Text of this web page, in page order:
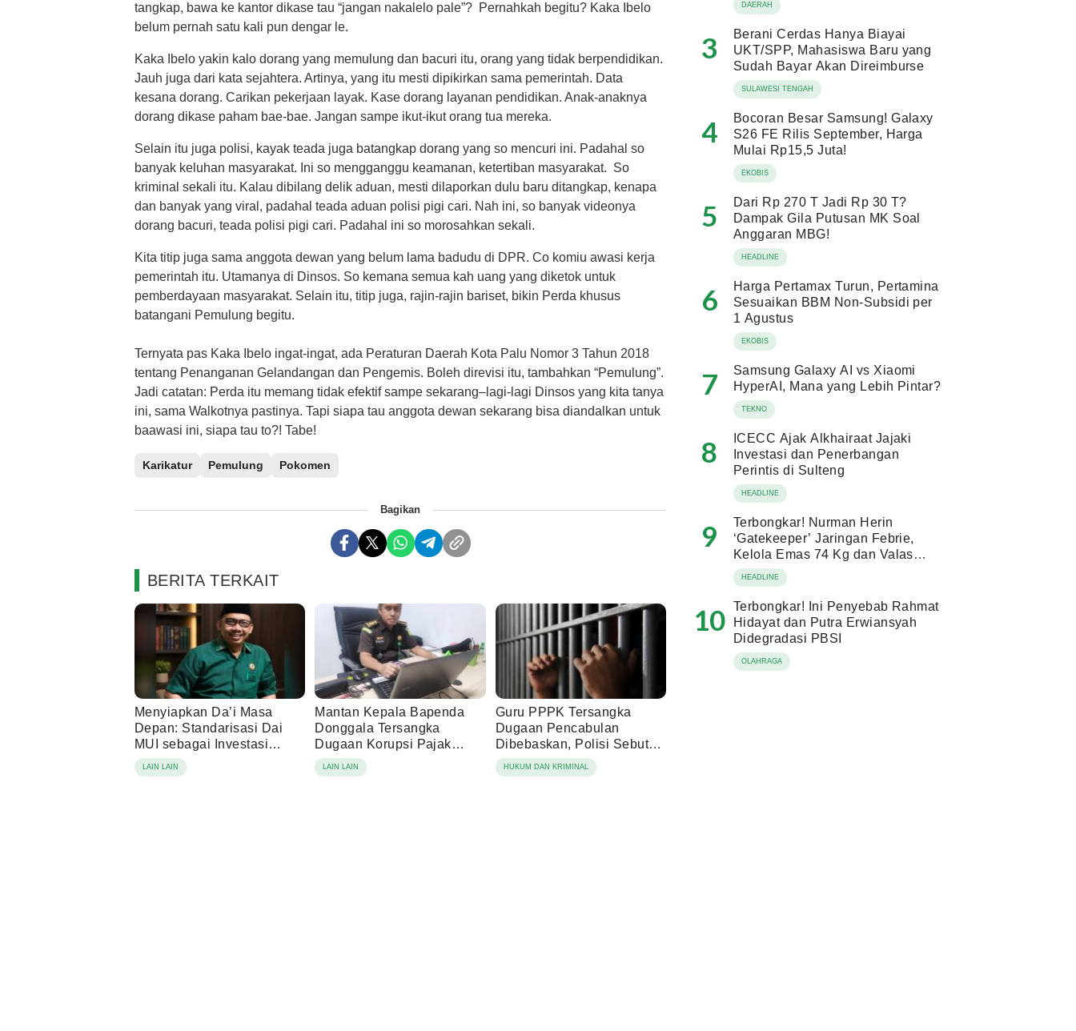
tangkap, bawa ke kantor dikase tau “jangan nakalelo pale”? Pernahkah begitu? Kaka Ibelo
belum pernah satu kali pun dengar le.
Kaka Ibelo yakin kalo dorang yang memulung dan bacuri itu, orang yang tidak berpendidikan.
Jauh juga dari kata sejahtera. Artinya, yang itu mesti dipikirkan sama pemerintah. Data
kesana dorang. Carikan pekerjaan layak. Kase dorang layanan pendidikan. Anak-anaknya
dorang dikase paham bae-bae. Jangan sampe ikut-ikut orang tua mereka.
Selain itu juga polisi, kayak teada juga batangkap dorang yang so mencuri ini. Padahal so
banyak keluhan masyarakat. Ini so mengganggu keamanan, ketertiban masyarakat. So
kriminal sekali itu. Kalau dibilang delik aduan, mesti dilaporkan dulu baru ditangkap, kenapa
dan banyak yang viral, padahal teada aduan polisi pigi cari. Nah ini, so banyak videonya
dorang bacuri, teada polisi pigi cari. Padahal ini so morosahkan sekali.
Kita titip juga sama anggota dewan yang belum lama badudu di DPR. Co komiu awasi kerja
pemerintah itu. Utamanya di Dinsos. So kemana semua kah uang yang diketok untuk
pemberdayaan masyarakat. Selain itu, titip juga, rajin-rajin bariset, bikin Perda khusus
batangani Pemulung begitu.
Ternyata pas Kaka Ibelo ingat-ingat, ada Peraturan Daerah Kota Palu Nomor 3 Tahun 2018
tentang Penanganan Gelandangan dan Pengemis. Boleh direvisi itu, tambahkan “Pemulung”.
Jadi catatan: Perda itu memang tidak efektif sampe sekarang–lagi-lagi Dinsos yang kita tanya
ini, sama Walkotnya pastinya. Tapi siapa tau anggota dewan sekarang bisa diandalkan untuk
baawasi ini, siapa tau to?! Tabe!
Karikatur Pemulung Pokomen
Bagikan
BERITA TERKAIT
Menyiapkan Da’i Masa
Depan: Standarisasi Dai
MUI sebagai Investasi
Peradaban di Era Disrupsi
Digital
LAIN LAIN
Mantan Kepala Bapenda
Donggala Tersangka
Dugaan Korupsi Pajak
Tambang
LAIN LAIN
Guru PPPK Tersangka
Dugaan Pencabulan
Dibebaskan, Polisi Sebut
Laporan Dicabut Keluarga
Korban
HUKUM DAN KRIMINAL
DAERAH
3
Berani Cerdas Hanya Biayai
UKT/SPP, Mahasiswa Baru yang
Sudah Bayar Akan Direimburse
SULAWESI TENGAH
4
Bocoran Besar Samsung! Galaxy
S26 FE Rilis September, Harga
Mulai Rp15,5 Juta!
EKOBIS
5
Dari Rp 270 T Jadi Rp 30 T?
Dampak Gila Putusan MK Soal
Anggaran MBG!
HEADLINE
6
Harga Pertamax Turun, Pertamina
Sesuaikan BBM Non-Subsidi per
1 Agustus
EKOBIS
7
Samsung Galaxy AI vs Xiaomi
HyperAI, Mana yang Lebih Pintar?
TEKNO
8
ICECC Ajak Alkhairaat Jajaki
Investasi dan Penerbangan
Perintis di Sulteng
HEADLINE
9
Terbongkar! Nurman Herin
‘Gatekeeper’ Jaringan Febrie,
Kelola Emas 74 Kg dan Valas
Ratusan Miliar!
HEADLINE
10 Terbongkar! Ini Penyebab Rahmat
Hidayat dan Putra Erwiansyah
Didegradasi PBSI
OLAHRAGA